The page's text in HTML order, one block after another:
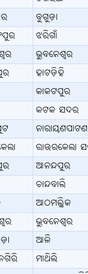
ବୁଗୁଡ଼ା
ଝରିଗାଁ
ଭୁବନେଶ୍ବର
ହାଟଡ଼ିହି
କାକଟପୁର
କଟକ ସଦର
ରାଉରକେଲା
ଆନନ୍ଦପୁର
ଚାନ୍ଦବାଲି
ଆଠମଲ୍ଲିକ
ଭୁବନେଶ୍ବର
ଆଳି
ମାଥିଲି